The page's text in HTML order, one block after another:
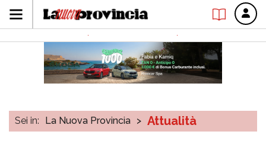
Sei in: La Nuova Provincia > Attualità